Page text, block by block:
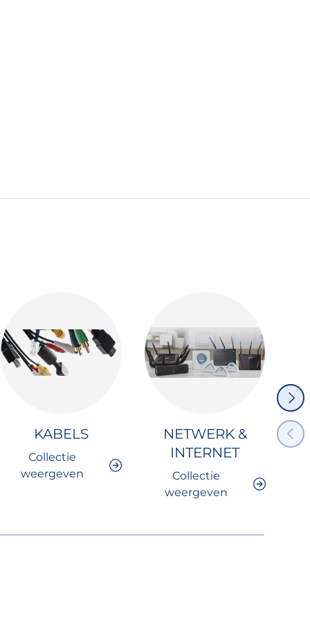
KABELS
Collectie
weergeven
NETWERK &
INTERNET
Collectie
weergeven